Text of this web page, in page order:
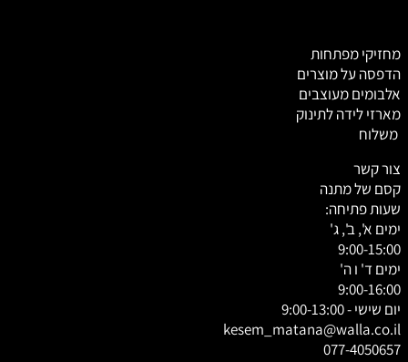
מחזיקי מפתחות
הדפסה על מוצרים
אלבומים מעוצבים
מארזי לידה לתינוק
משלוח
צור קשר
קסם של מתנה
שעות פתיחה:
ימים א', ב', ג'
9:00-15:00
ימים ד' ו ה'
9:00-16:00
יום שישי - 9:00-13:00
kesem_matana@walla.co.il
077-4050657